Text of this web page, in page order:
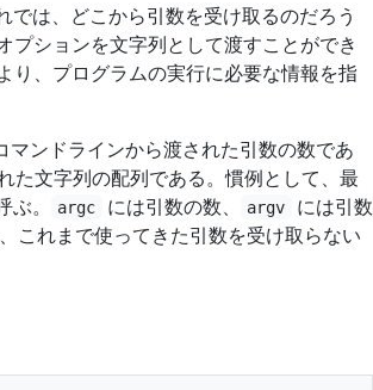
は、どこから引数を受け取るのだろう
ションを文字列として渡すことができ
り、プログラムの実行に必要な情報を指
ンドラインから渡された引数の数であ
た文字列の配列である。慣例として、最
ぶ。 argc には引数の数、 argv
には引数
これまで使ってきた引数を受け取らない